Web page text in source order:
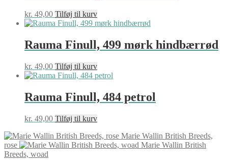
kr. 49,00 Tilføj til kurv
Rauma Finull, 499 mørk hindbærrød
kr. 49,00 Tilføj til kurv
Rauma Finull, 484 petrol
kr. 49,00 Tilføj til kurv
Marie Wallin British Breeds,
rose
Marie Wallin British
Breeds, woad